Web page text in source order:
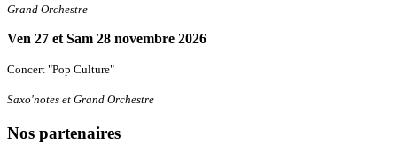
Grand Orchestre
Ven 27 et Sam 28 novembre 2026
Concert "Pop Culture"
Saxo'notes et Grand Orchestre
Nos partenaires